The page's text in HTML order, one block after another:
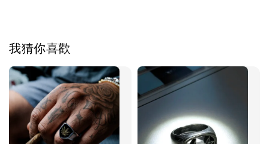
我猜你喜歡